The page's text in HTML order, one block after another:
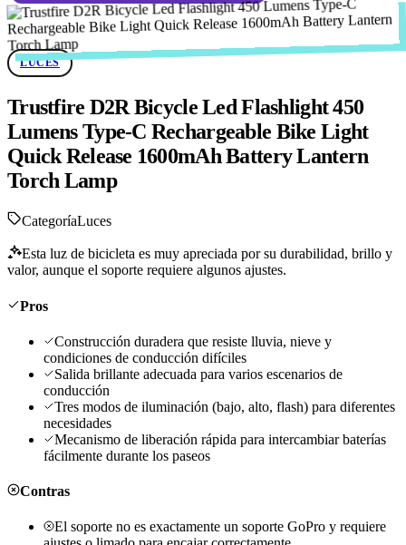
LUCES
Trustfire D2R Bicycle Led Flashlight 450
Lumens Type-C Rechargeable Bike Light
Quick Release 1600mAh Battery Lantern
Torch Lamp
CategoríaLuces
Esta luz de bicicleta es muy apreciada por su durabilidad, brillo y
valor, aunque el soporte requiere algunos ajustes.
Pros
Construcción duradera que resiste lluvia, nieve y
condiciones de conducción difíciles
Salida brillante adecuada para varios escenarios de
conducción
Tres modos de iluminación (bajo, alto, flash) para diferentes
necesidades
Mecanismo de liberación rápida para intercambiar baterías
fácilmente durante los paseos
Contras
El soporte no es exactamente un soporte GoPro y requiere